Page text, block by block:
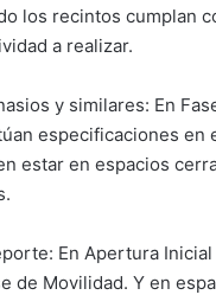
los recintos cumplan
a realizar.
y similares: En
especificaciones
estar en espacios
En Apertura
de Movilidad. Y en